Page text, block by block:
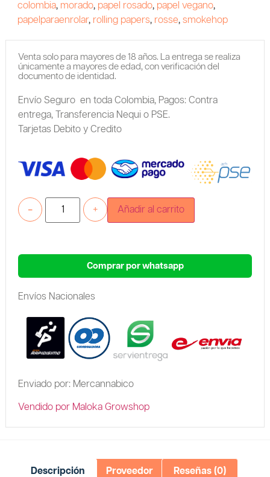
colombia, morado, papel rosado, papel vegano,
papelparaenrolar, rolling papers, rosse, smokehop
Venta solo para mayores de 18 años. La entrega se realiza
únicamente a mayores de edad, con verificación del
documento de identidad.
Envío Seguro en toda Colombia, Pagos: Contra
entrega,
Transferencia Nequi o PSE.
Tarjetas Debito y Credito
+
- Añadir al carrito
Comprar por whatsapp
Envíos Nacionales
Enviado por: Mercannabico
Vendido por Maloka Growshop
Descripción Proveedor Reseñas (0)